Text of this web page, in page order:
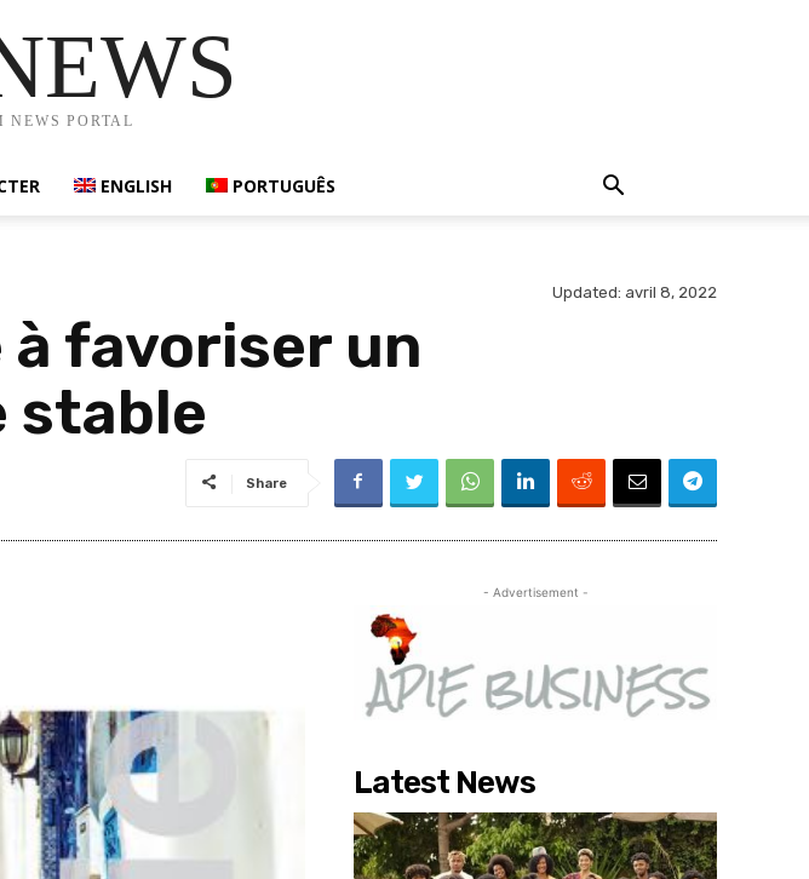
PORTAL
ENGLISH PORTUGUÊS
Updated: avril 8, 2022
à favoriser un
stable
Share
- Advertisement -
Latest News